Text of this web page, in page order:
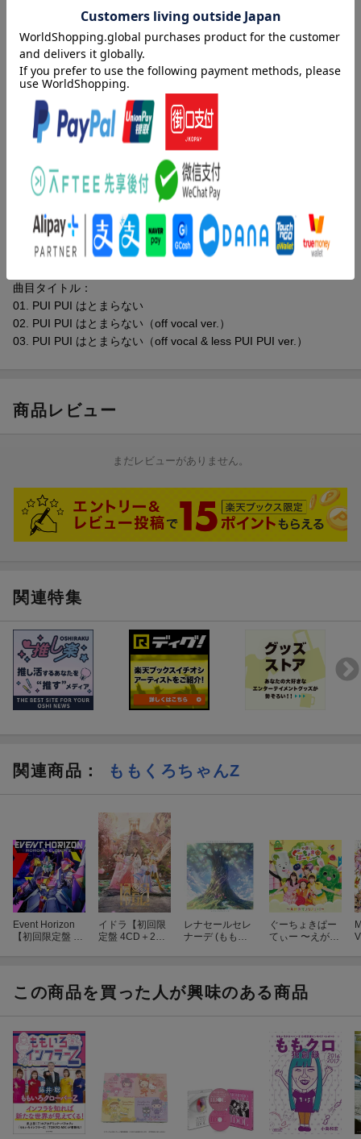
※数量に限りがございます。お早めにご注文ください。無くなり次第、当ペ
ージ上で終了告知をさせていただきます。
オリジナル特典 楽天ブックス限定先着特典
アクリルキーホルダー(ジャケット柄)
収録曲
曲目タイトル：
01. PUI PUI はとまらない
02. PUI PUI はとまらない（off vocal ver.）
03. PUI PUI はとまらない（off vocal & less PUI PUI ver.）
商品レビュー
まだレビューがありません。
関連特集
関連商品 ： ももくろちゃんZ
Event Horizon
【初回限定盤 C
イドラ【初回限
定盤 4CD＋2Blu
レナセールセレ
ナーデ (ももク
ぐーちょきぱー
てぃー 〜えがお
この商品を買った人が興味のある商品